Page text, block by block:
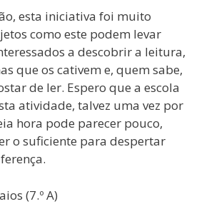
esta iniciativa foi muito
como este podem levar
a descobrir a leitura,
que os cativem e, quem sabe,
de ler. Espero que a escola
atividade, talvez uma vez por
hora pode parecer pouco,
o suficiente para despertar
(7.º A)